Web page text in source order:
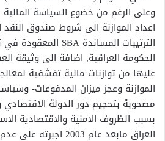
وعلى الرغم من خضوع السياسة المالية
اعداد الموازنة الى شروط صندوق
الحكومة العراقية, اضافة الى وثيقة
عليها من توازنات مالية تقشفية
الموازنة وعجز ميزان المدفوعات-
مصحوبة بتحجيم دور الدولة الاقتصادي
بسبب الظروف الامنية والاقتصادية
العراق مابعد عام 2003